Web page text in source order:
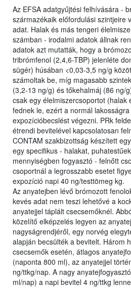
Az EFSA adatgyűjtési felhívására -
származékaik előfordulási szintjeire
adat. Halak és más tengeri
számban - irodalmi adatok állnak
adatok azt mutatták, hogy a
tribrómfenol (2,4,6-TBP) jelenléte
sügér) húsában <0,03-3,5 ng/g
számoltak be, míg magasabb
(3,2-13 ng/g) és tőkehalmáj (86 ng/
csak egy élelmiszercsoportot (halak
fednek le, ezért a normál
expozícióbecslést végezni. PRk
étrendi bevitelével kapcsolatosan
CONTAM szakbizottság készített
egy specifikus - halakat,
mennyiségben fogyasztó - felnőtt
csoportnál a legrosszabb esetet
expozíció napi 40 ng/testtömeg kg.
Az anyatejben lévő brómozott
kevés adat nem teszi lehetővé a
anyatejjel táplált csecsemőknél.
közelítő elképzelés legyen az
nagyságrendjéről, egy norvég
alapján becsülték a bevitelt. Három
csecsemők esetén, átlagos
(naponta 800 ml), az anyatejjel
ng/ttkg/nap. A nagy
ml/nap) a napi bevitel 4 ng/ttkg